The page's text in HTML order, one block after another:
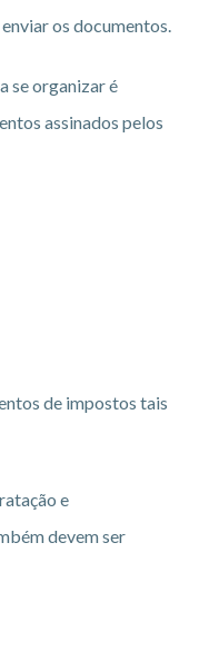
os documentos.
se organizar é
assinados pelos
de impostos tais
e
devem ser